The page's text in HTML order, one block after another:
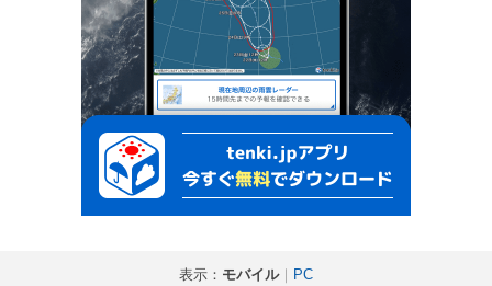
表示： モバイル｜ PC